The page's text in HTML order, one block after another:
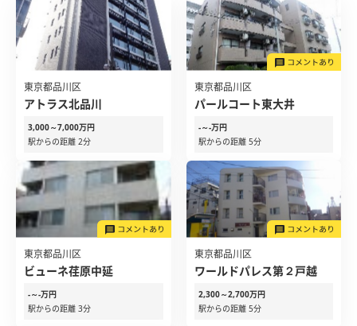
東京都品川区
アトラス北品川
3,000～7,000万円
駅からの距離 2分
東京都品川区
パールコート東大井
-～-万円
駅からの距離 5分
東京都品川区
ビューネ荏原中延
-～-万円
駅からの距離 3分
東京都品川区
ワールドパレス第２戸越
2,300～2,700万円
駅からの距離 5分